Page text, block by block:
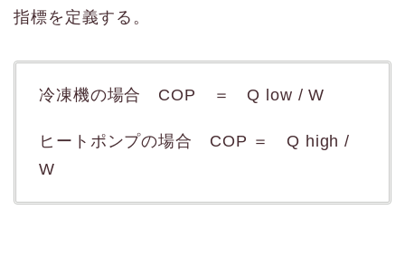
指標を定義する。
冷凍機の場合 COP ＝ Q low / W
ヒートポンプの場合 COP ＝ Q high /
W